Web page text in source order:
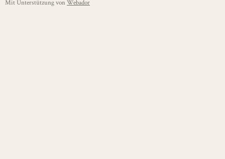
t
t
Mit Unterstützung vonWebador